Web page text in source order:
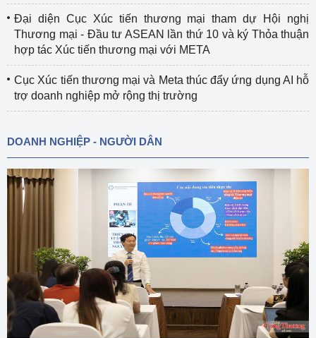
Đại diện Cục Xúc tiến thương mại tham dự Hội nghị
Thương mại - Đầu tư ASEAN lần thứ 10 và ký Thỏa thuận
hợp tác Xúc tiến thương mại với META
Cục Xúc tiến thương mại và Meta thúc đẩy ứng dụng AI hỗ
trợ doanh nghiệp mở rộng thị trường
DOANH NGHIỆP - NGƯỜI DÂN